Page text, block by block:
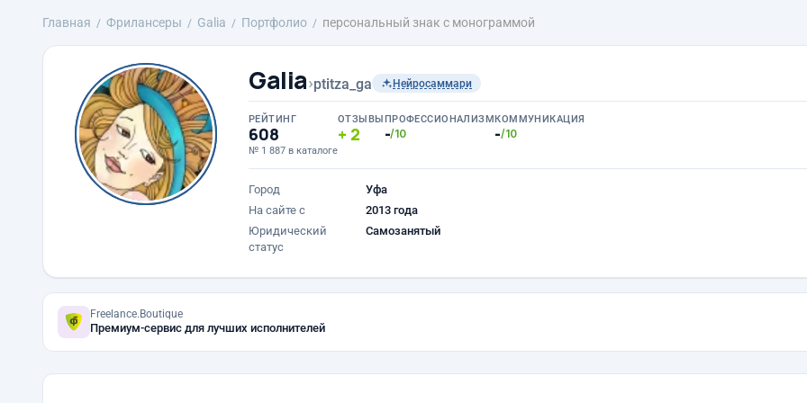
Главная Фрилансеры Galia Портфолио персональный знак с монограммой
Galia›ptitza_ga Нейросаммари
РЕЙТИНГ
608
№ 1 887 в каталоге
ОТЗЫВЫ
2
ПРОФЕССИОНАЛИЗМ
-/10
КОММУНИКАЦИЯ
-/10
Город
Уфа
На сайте с
2013 года
Юридический
статус
Самозанятый
Freelance.Boutique
Премиум-сервис для лучших исполнителей